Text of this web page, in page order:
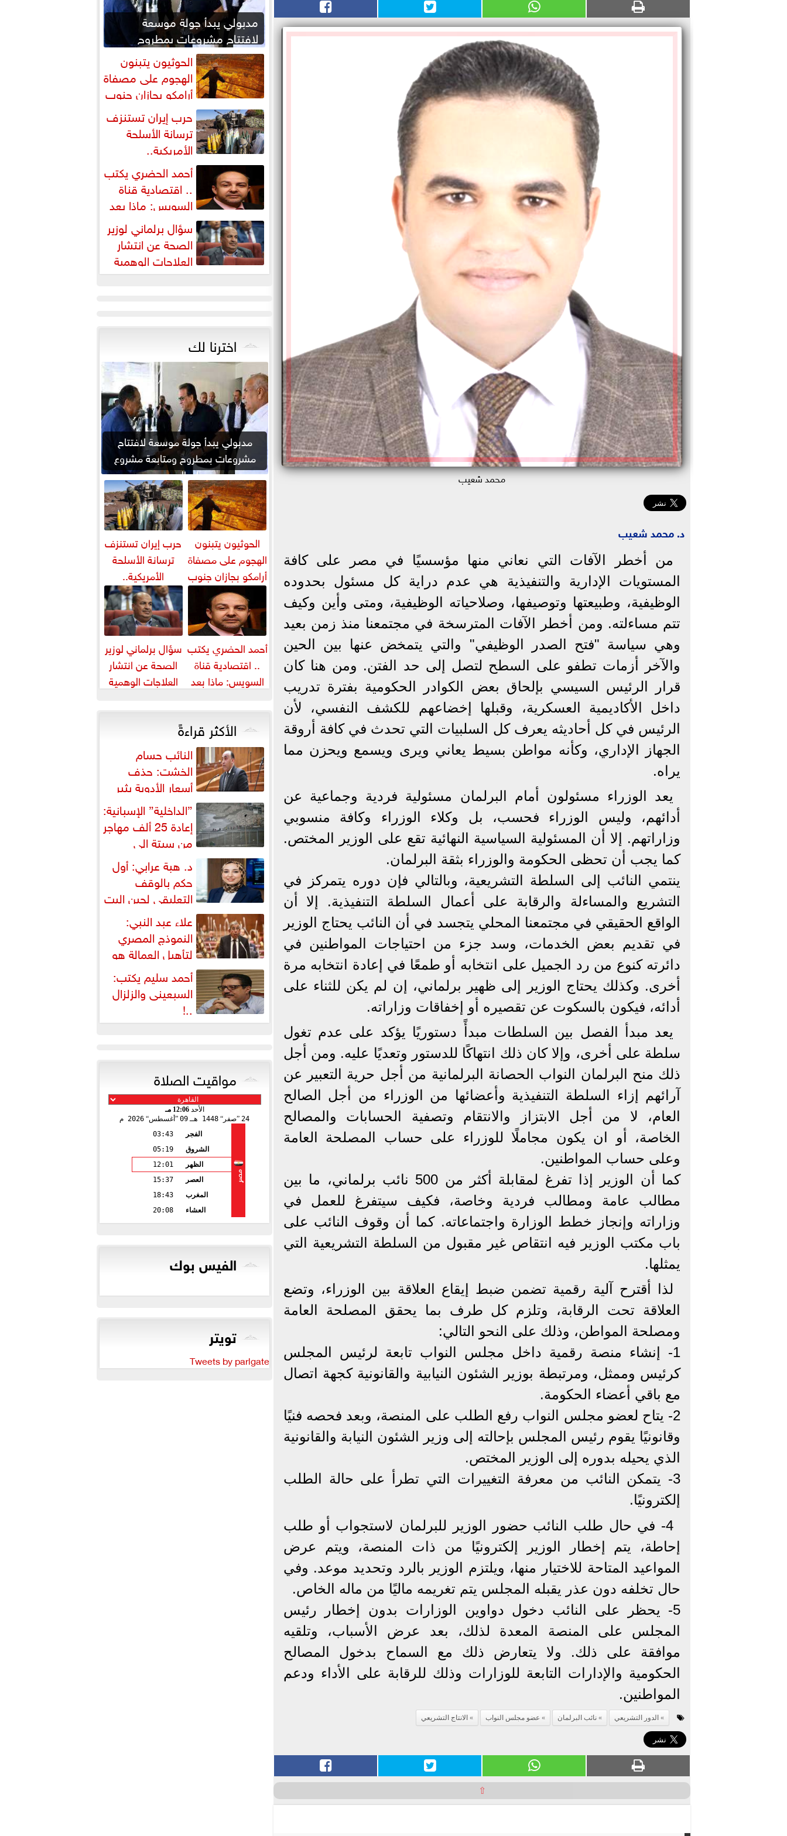
محمد شعيب
د. محمد شعيب
من أخطر الآفات التي نعاني منها مؤسسيًا في مصر على كافة
المستويات الإدارية والتنفيذية هي عدم دراية كل مسئول بحدوده
الوظيفية، وطبيعتها وتوصيفها، وصلاحياته الوظيفية، ومتى وأين وكيف
تتم مساءلته. ومن أخطر الآفات المترسخة في مجتمعنا منذ زمن بعيد
وهي سياسة "فتح الصدر الوظيفي" والتي يتمخض عنها بين الحين
والآخر أزمات تطفو على السطح لتصل إلى حد الفتن. ومن هنا كان
قرار الرئيس السيسي بإلحاق بعض الكوادر الحكومية بفترة تدريب
داخل الأكاديمية العسكرية، وقبلها إخضاعهم للكشف النفسي، لأن
الرئيس في كل أحاديثه يعرف كل السلبيات التي تحدث في كافة أروقة
الجهاز الإداري، وكأنه مواطن بسيط يعاني ويرى ويسمع ويحزن مما
يراه.
يعد الوزراء مسئولون أمام البرلمان مسئولية فردية وجماعية عن
أدائهم، وليس الوزراء فحسب، بل وكلاء الوزراء وكافة منسوبي
وزاراتهم. إلا أن المسئولية السياسية النهائية تقع على الوزير المختص.
كما يجب أن تحظى الحكومة والوزراء بثقة البرلمان.
ينتمي النائب إلى السلطة التشريعية، وبالتالي فإن دوره يتمركز في
التشريع والمساءلة والرقابة على أعمال السلطة التنفيذية. إلا أن
الواقع الحقيقي في مجتمعنا المحلي يتجسد في أن النائب يحتاج الوزير
في تقديم بعض الخدمات، وسد جزء من احتياجات المواطنين في
دائرته كنوع من رد الجميل على انتخابه أو طمعًا في إعادة انتخابه مرة
أخرى. وكذلك يحتاج الوزير إلى ظهير برلماني، إن لم يكن للثناء على
أدائه، فيكون بالسكوت عن تقصيره أو إخفاقات وزاراته.
يعد مبدأ الفصل بين السلطات مبدأً دستوريًا يؤكد على عدم تغول
سلطة على أخرى، وإلا كان ذلك انتهاكًا للدستور وتعديًا عليه. ومن أجل
ذلك منح البرلمان النواب الحصانة البرلمانية من أجل حرية التعبير عن
آرائهم إزاء السلطة التنفيذية وأعضائها من الوزراء من أجل الصالح
العام، لا من أجل الابتزاز والانتقام وتصفية الحسابات والمصالح
الخاصة، أو ان يكون مجاملًا للوزراء على حساب المصلحة العامة
وعلى حساب المواطنين.
كما أن الوزير إذا تفرغ لمقابلة أكثر من 500 نائب برلماني، ما بين
مطالب عامة ومطالب فردية وخاصة، فكيف سيتفرغ للعمل في
وزاراته وإنجاز خطط الوزارة واجتماعاته. كما أن وقوف النائب على
باب مكتب الوزير فيه انتقاص غير مقبول من السلطة التشريعية التي
يمثلها.
لذا أقترح آلية رقمية تضمن ضبط إيقاع العلاقة بين الوزراء، وتضع
العلاقة تحت الرقابة، وتلزم كل طرف بما يحقق المصلحة العامة
ومصلحة المواطن، وذلك على النحو التالي:
1- إنشاء منصة رقمية داخل مجلس النواب تابعة لرئيس المجلس
كرئيس وممثل، ومرتبطة بوزير الشئون النيابية والقانونية كجهة اتصال
مع باقي أعضاء الحكومة.
2- يتاح لعضو مجلس النواب رفع الطلب على المنصة، وبعد فحصه فنيًا
وقانونيًا يقوم رئيس المجلس بإحالته إلى وزير الشئون النيابة والقانونية
الذي يحيله بدوره إلى الوزير المختص.
3- يتمكن النائب من معرفة التغييرات التي تطرأ على حالة الطلب
إلكترونيًا.
4- في حال طلب النائب حضور الوزير للبرلمان لاستجواب أو طلب
إحاطة، يتم إخطار الوزير إلكترونيًا من ذات المنصة، ويتم عرض
المواعيد المتاحة للاختيار منها، ويلتزم الوزير بالرد وتحديد موعد. وفي
حال تخلفه دون عذر يقبله المجلس يتم تغريمه ماليًا من ماله الخاص.
5- يحظر على النائب دخول دواوين الوزارات بدون إخطار رئيس
المجلس على المنصة المعدة لذلك، بعد عرض الأسباب، وتلقيه
موافقة على ذلك. ولا يتعارض ذلك مع السماح بدخول المصالح
الحكومية والإدارات التابعة للوزارات وذلك للرقابة على الأداء ودعم
المواطنين.
الدور التشريعي نائب البرلمان عضو مجلس النواب الانتاج التشريعي
⇧
مدبولي يبدأ جولة موسعة
لافتتاح مشروعات بمطروح
ومتابعة مشروع علم الروم
الحوثيون يتبنون
الهجوم على مصفاة
أرامكو بجازان جنوب
السعودية
حرب إيران تستنزف
ترسانة الأسلحة
الأمريكية..
وواشنطن تسحب ذخائر من آسيا
وأوروبا
أحمد الحضري يكتب
.. اقتصادية قناة
السويس: ماذا بعد
«الهبد»؟
سؤال برلماني لوزير
الصحة عن انتشار
العلاجات الوهمية
لمرضى السرطان
اخترنا لك
مدبولي يبدأ جولة موسعة لافتتاح
مشروعات بمطروح ومتابعة مشروع
علم الروم
الحوثيون يتبنون
الهجوم على مصفاة
أرامكو بجازان جنوب
السعودية
حرب إيران تستنزف
ترسانة الأسلحة
الأمريكية..
وواشنطن تسحب
ذخائر من آسيا
وأوروبا
أحمد الحضري يكتب
.. اقتصادية قناة
السويس: ماذا بعد
سؤال برلماني لوزير
الصحة عن انتشار
العلاجات الوهمية
الأكثر قراءةً
النائب حسام
الخشت: حذف
أسعار الأدوية يثير
إشكالية دستورية ويهدد حق
المواطن...
”الداخلية” الإسبانية:
إعادة 25 ألف مهاجر
من سبتة إلى
المغرب... وارتفاع حصيلة...
د. هبة عرابي: أول
حكم بالوقف
التعليقي لحين البت
في الطعن على... علاء عبد النبي:
النموذج المصري
لتأهيل العمالة هو
البديل العملي والأمثل لأزمات...
أحمد سليم يكتب:
السبعينى والزلزال
..!
مواقيت الصلاة
الأحد12:06 مـ
24 صفر 1448 هـ 09 أغسطس 2026 م
مصر
الفجر
03:43
الشروق
05:19
الظهر
12:01
العصر
15:37
المغرب
18:43
العشاء
20:08
الفيس بوك
تويتر
Tweets by parlgate